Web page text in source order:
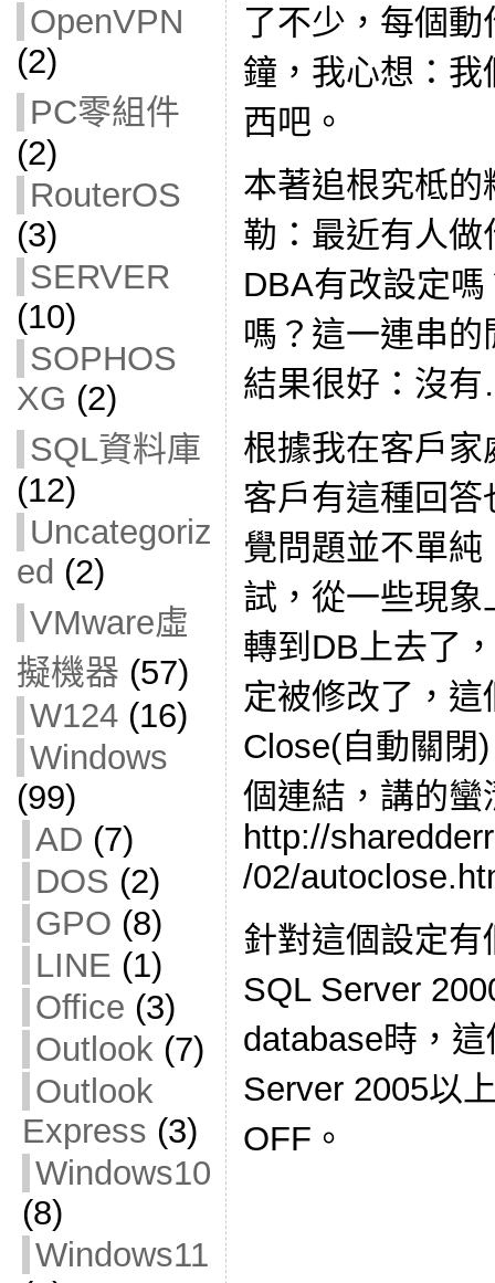
OpenVPN
(2)
PC零組件
(2)
RouterOS
(3)
SERVER
(10)
SOPHOS
XG (2)
SQL資料庫
(12)
Uncategoriz
ed (2)
VMware虛
擬機器 (57)
W124(16)
Windows
(99)
AD (7)
DOS (2)
GPO (8)
LINE (1)
Office (3)
Outlook(7)
Outlook
Express (3)
Windows10
(8)
Windows11
了不少，每個
鐘，我心想：
西吧。
本著追根究柢
勒：最近有人
DBA有改設定
嗎？這一連串
結果很好：沒
根據我在客戶
客戶有這種回
覺問題並不單
試，從一些現
轉到DB上去了
定被修改了，
Close(自動關閉
個連結，講的蠻
http://
/02/
針對這個設定
SQL Server
database時，
Server 2005以
OFF。